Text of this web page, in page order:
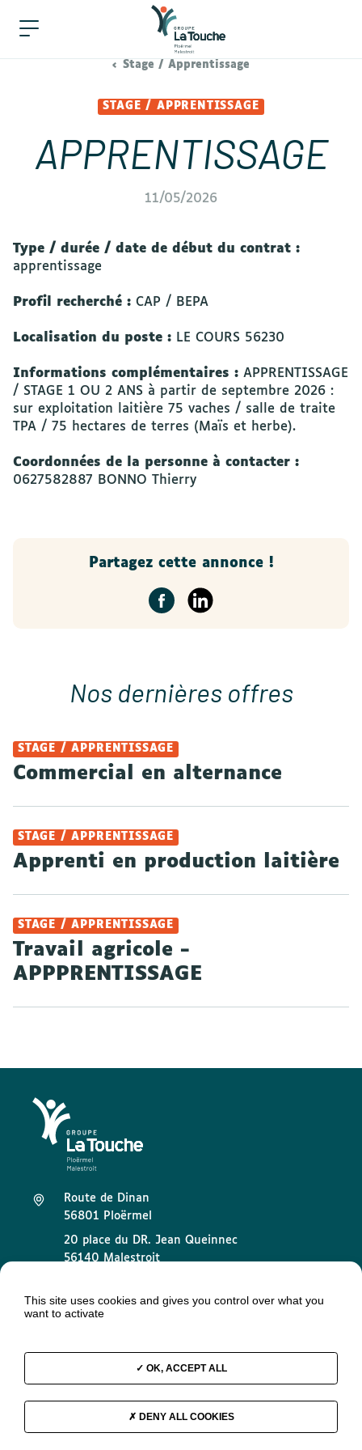
Stage / Apprentissage
STAGE / APPRENTISSAGE
APPRENTISSAGE
11/05/2026
Type / durée / date de début du contrat :
apprentissage
Profil recherché : CAP / BEPA
Localisation du poste : LE COURS 56230
Informations complémentaires : APPRENTISSAGE
/ STAGE 1 OU 2 ANS à partir de septembre 2026 :
sur exploitation laitière 75 vaches / salle de traite
TPA / 75 hectares de terres (Maïs et herbe).
Coordonnées de la personne à contacter :
0627582887 BONNO Thierry
Partagez cette annonce !
Nos dernières offres
STAGE / APPRENTISSAGE
Commercial en alternance
STAGE / APPRENTISSAGE
Apprenti en production laitière
STAGE / APPRENTISSAGE
Travail agricole -
APPPRENTISSAGE
Route de Dinan
56801 Ploërmel
20 place du DR. Jean Queinnec
56140 Malestroit
contact@groupelatouche.fr
Mentions légales
Données personnelles
This site uses cookies and gives you control over what you
want to activate
OK, ACCEPT ALL
DENY ALL COOKIES